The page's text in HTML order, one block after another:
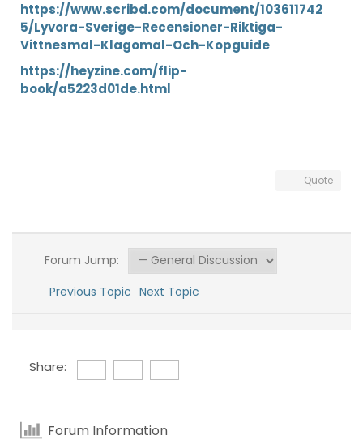
https://www.scribd.com/document/103611742
5/Lyvora-Sverige-Recensioner-Riktiga-
Vittnesmal-Klagomal-Och-Kopguide
https://heyzine.com/flip-
book/a5223d01de.html
Quote
Forum Jump:
Previous Topic Next Topic
Share:
Forum Information